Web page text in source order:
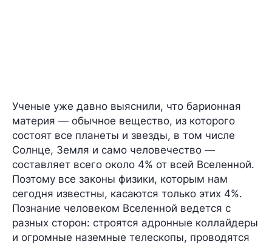
Ученые уже давно выяснили, что барионная
материя — обычное вещество, из которого
состоят все планеты и звезды, в том числе
Солнце, Земля и само человечество —
составляет всего около 4% от всей Вселенной.
Поэтому все законы физики, которым нам
сегодня известны, касаются только этих 4%.
Познание человеком Вселенной ведется с
разных сторон: строятся адронные коллайдеры
и огромные наземные телескопы, проводятся